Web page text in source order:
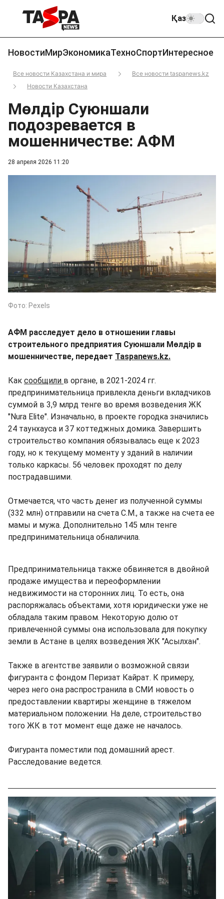
Қаз
НовостиМирЭкономикаТехноСпортИнтересное
Все новости Казахстана и мира
Все новости taspanews.kz
Новости Казахстана
28 апреля 2026 11:20
Мөлдір Суюншали
подозревается в
мошенничестве: АФМ
Фото: Pexels
АФМ расследует дело в отношении главы
строительного предприятия Суюншали Мөлдір в
мошенничестве, передает Taspanews.kz.
Как сообщили в органе, в 2021-2024 гг.
предпринимательница привлекла деньги вкладчиков
суммой в 3,9 млрд тенге во время возведения ЖК
"Nura Elite". Изначально, в проекте городка значились
24 таунхауса и 37 коттеджных домика. Завершить
строительство компания обязывалась еще к 2023
году, но к текущему моменту у зданий в наличии
только каркасы. 56 человек проходят по делу
пострадавшими.
Отмечается, что часть денег из полученной суммы
(332 млн) отправили на счета С.М., а также на счета ее
мамы и мужа. Дополнительно 145 млн тенге
предпринимательница обналичила.
Предпринимательница также обвиняется в двойной
продаже имущества и переоформлении
недвижимости на сторонних лиц. То есть, она
распоряжалась объектами, хотя юридически уже не
обладала таким правом. Некоторую долю от
привлеченной суммы она использовала для покупку
земли в Астане в целях возведения ЖК "Асылхан".
Также в агентстве заявили о возможной связи
фигуранта с фондом Перизат Кайрат. К примеру,
через него она распространила в СМИ новость о
предоставлении квартиры женщине в тяжелом
материальном положении. На деле, строительство
того ЖК в тот момент еще даже не началось.
Фигуранта поместили под домашний арест.
Расследование ведется.